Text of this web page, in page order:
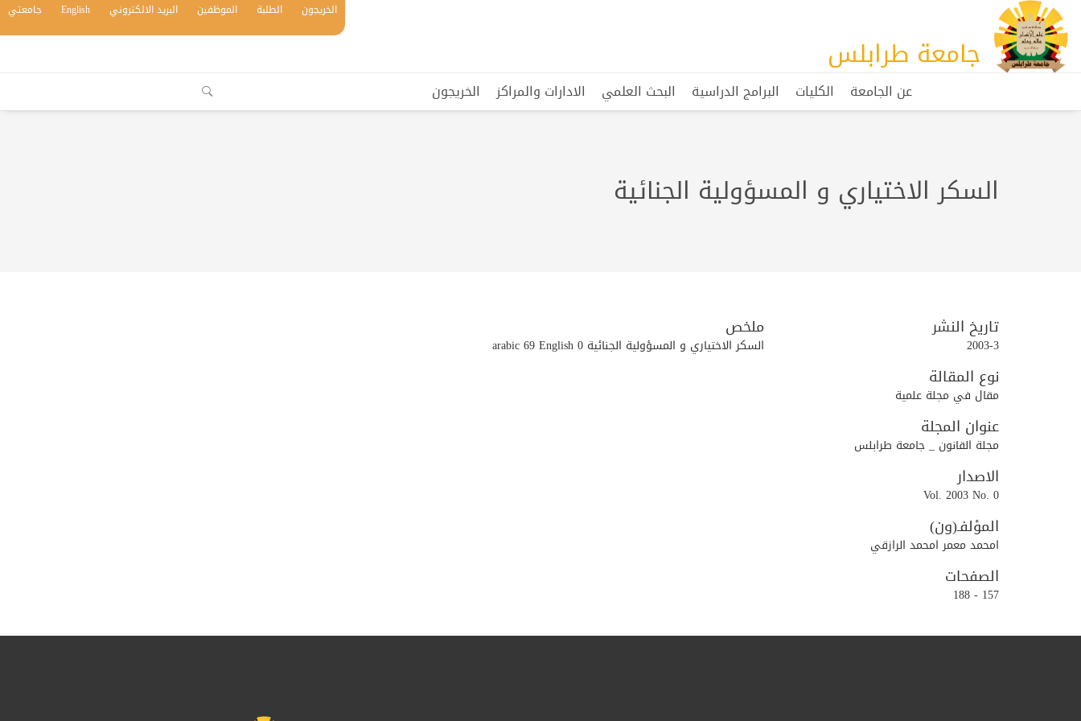
جامعة طرابلس
الخريجون الطلبة الموظفين البريد الالكتروني English جامعتي
عن الجامعة الكليات البرامج الدراسية البحث العلمي الادارات والمراكز الخريجون
السكر الاختياري و المسؤولية الجنائية
تاريخ النشر
2003-3
نوع المقالة
مقال في مجلة علمية
عنوان المجلة
مجلة القانون _ جامعة طرابلس
الاصدار
Vol. 2003 No. 0
المؤلفـ(ون)
امحمد معمر امحمد الرازقي
الصفحات
157 - 188
ملخص
السكر الاختياري و المسؤولية الجنائية arabic 69 English 0